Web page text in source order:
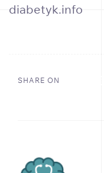
diabetyk.info
SHARE ON